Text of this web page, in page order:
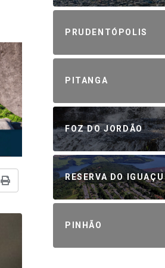
PRUDENTÓPOLIS
PITANGA
FOZ DO JORDÃO
RESERVA DO IGUAÇU
PINHÃO